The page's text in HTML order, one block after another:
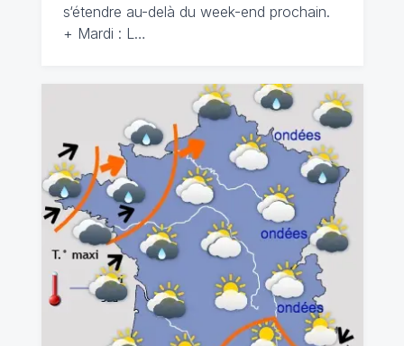
s‘étendre au-delà du week-end prochain.
+ Mardi : L…